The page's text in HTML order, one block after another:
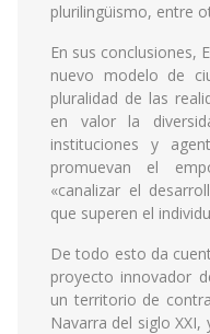
plurilingüismo, entre
En sus conclusiones,
nuevo modelo de
pluralidad de las
en valor la
instituciones y
promuevan el
«canalizar el
que superen el
De todo esto da
proyecto innovador
un territorio de
Navarra del siglo